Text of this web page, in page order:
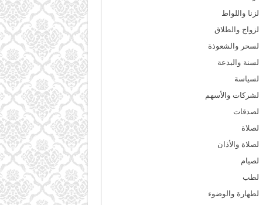
الزنا واللواط
الزواج والطلاق
السحر والشعوذة
السنة والبدعة
السياسة
الشركات والأسهم
الصدقات
الصلاة
الصلاة والأذان
الصيام
الطب
الطهارة والوضوء